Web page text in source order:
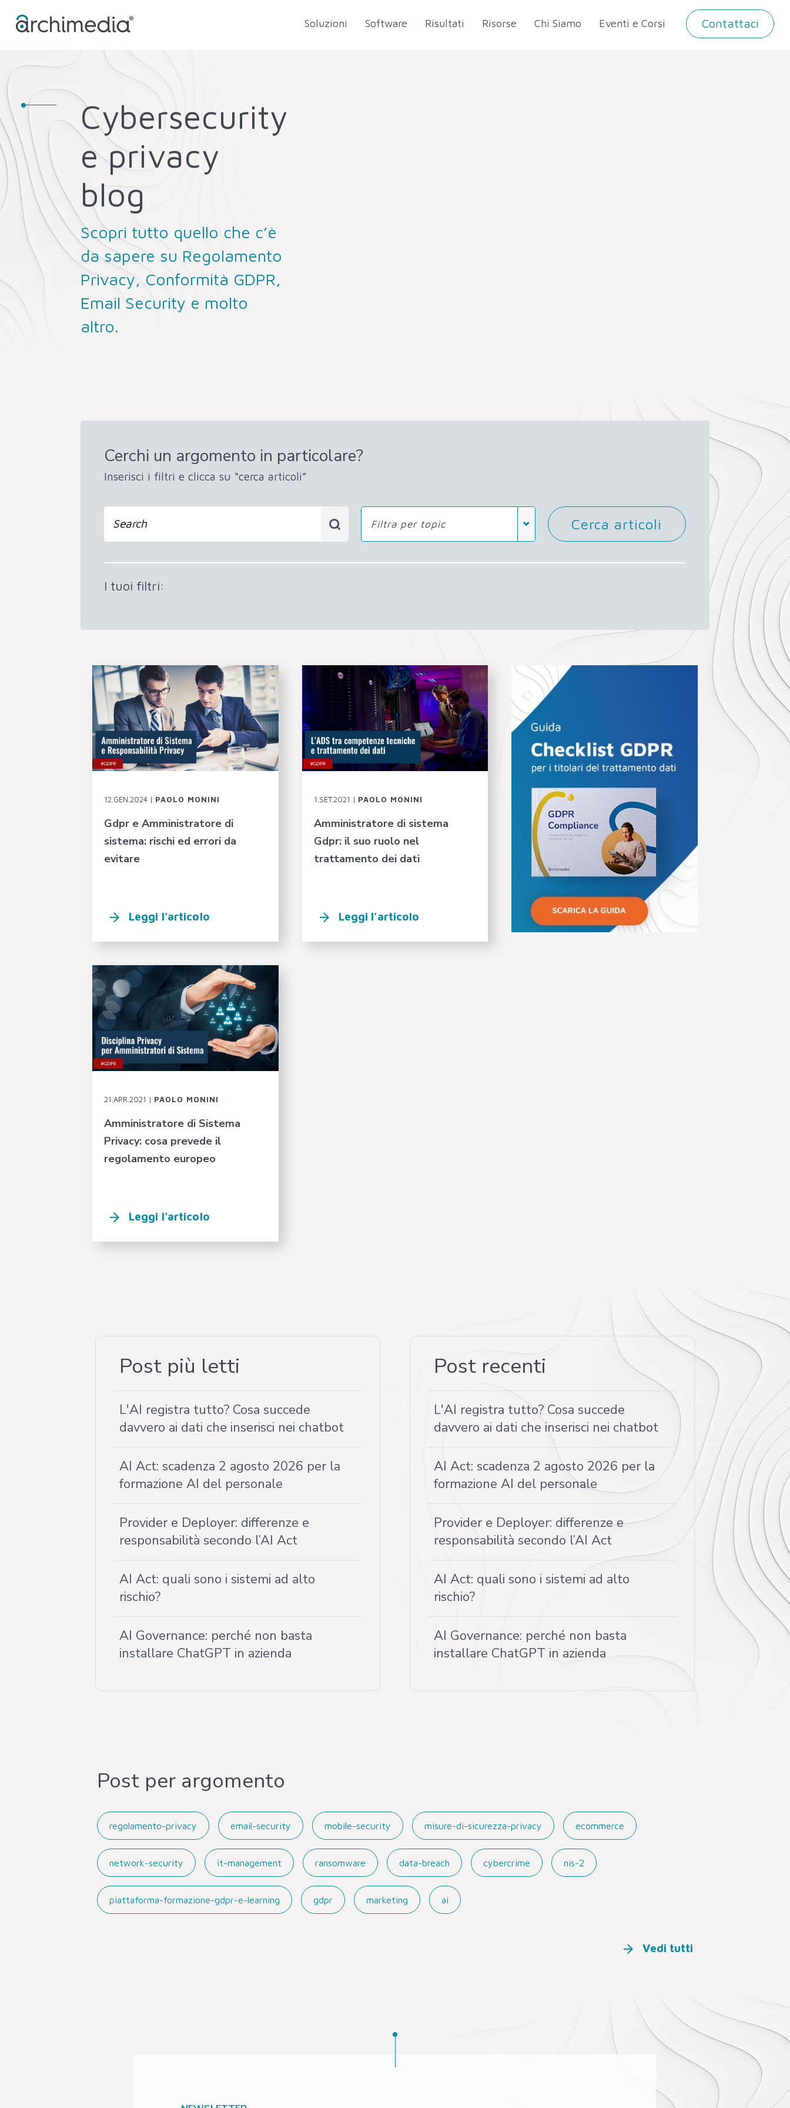
Soluzioni Software Risultati Risorse Chi Siamo Eventi e Corsi Contattaci
Cybersecurity
e privacy
blog
Scopri tutto quello che c’è
da sapere su Regolamento
Privacy, Conformità GDPR,
Email Security e molto
altro.
Cerchi un argomento in particolare?
Inserisci i filtri e clicca su “cerca articoli”
Filtra per topic Cerca articoli
I tuoi filtri:
12.GEN.2024 | PAOLO MONINI
Gdpr e Amministratore di
sistema: rischi ed errori da
evitare
Leggi l’articolo
1.SET.2021 | PAOLO MONINI
Amministratore di sistema
Gdpr: il suo ruolo nel
trattamento dei dati
Leggi l’articolo
21.APR.2021 | PAOLO MONINI
Amministratore di Sistema
Privacy: cosa prevede il
regolamento europeo
Leggi l’articolo
Post più letti
L'AI registra tutto? Cosa succede
davvero ai dati che inserisci nei chatbot
AI Act: scadenza 2 agosto 2026 per la
formazione AI del personale
Provider e Deployer: differenze e
responsabilità secondo l’AI Act
AI Act: quali sono i sistemi ad alto
rischio?
AI Governance: perché non basta
installare ChatGPT in azienda
Post recenti
L'AI registra tutto? Cosa succede
davvero ai dati che inserisci nei chatbot
AI Act: scadenza 2 agosto 2026 per la
formazione AI del personale
Provider e Deployer: differenze e
responsabilità secondo l’AI Act
AI Act: quali sono i sistemi ad alto
rischio?
AI Governance: perché non basta
installare ChatGPT in azienda
Post per argomento
regolamento-privacy email-security mobile-security misure-di-sicurezza-privacy ecommerce
network-security it-management ransomware data-breach cybercrime nis-2
piattaforma-formazione-gdpr-e-learning gdpr marketing ai
Vedi tutti